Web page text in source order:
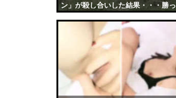
ン」が殺し合いした結果・・・勝っ